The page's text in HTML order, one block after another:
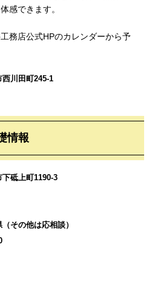
感できます。
務店公式HPのカレンダーから予
川田町245-1
情報
砥上町1190-3
その他は応相談）